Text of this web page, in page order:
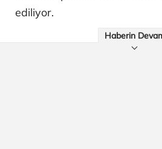
ediliyor.
Haberin